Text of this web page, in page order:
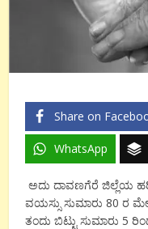
Share on
WhatsApp
ಅದು ದಾವಣಗೆರೆ ಜಿಲ್ಲೆಯ
ವಯಸ್ಸು ಸುಮಾರು 80 ರ
ತಂದು ಬಿಟ್ಟು ಸುಮಾರು 5